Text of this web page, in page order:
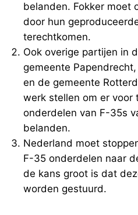
belanden. Fokker moet
door hun
terechtkomen.
Ook overige partijen in
gemeente
en de gemeente
werk stellen om er voor
onderdelen van F-35s
belanden.
Nederland moet
F-35 onderdelen naar
de kans groot is dat
worden gestuurd.